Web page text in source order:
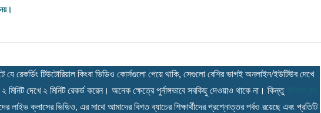
যে রেকর্ডিং টিউটোরিয়াল কিংবা ভিডিও কোর্সগুলো পেয়ে থাকি, সেগুলো বেশির ভাগই অনলাইন/ইউটিউব দেখে
মিনিট দেখে ২ মিনিট রেকর্ড করেন। অনেক ক্ষেত্রে পুর্নাঙ্গভাবে সবকিছু দেওয়াও থাকে না। কিন্তু
লাইভ ক্লাসের ভিডিও, এর সাথে আমাদের বিগত ব্যাচের শিক্ষার্থীদের প্রশ্নোত্তর পর্বও রয়েছে এবং প্রতিটি